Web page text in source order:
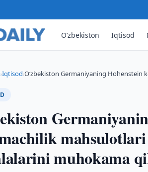
O‘zbekiston Iqtisod
›Iqtisod›O‘zbekiston Germaniyaning Hohenstein
muhokama